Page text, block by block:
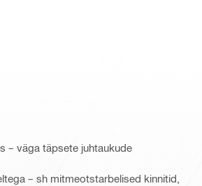
– väga täpsete juhtaukude
– sh mitmeotstarbelised kinnitid,